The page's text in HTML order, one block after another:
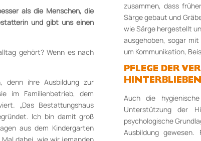
als die Menschen, die
und gibt uns einen
gehört? Wenn es nach
denn ihre Ausbildung zur
im Familienbetrieb, dem
„Das Bestattungshaus
Ich bin damit groß
aus dem Kindergarten
zusammen, dass
Särge gebaut und
wie Särge hergestellt
ausgehoben, sogar
um Kommunikation,
PFLEGE DER
Auch die
Unterstützung der
psychologische
Ausbildung